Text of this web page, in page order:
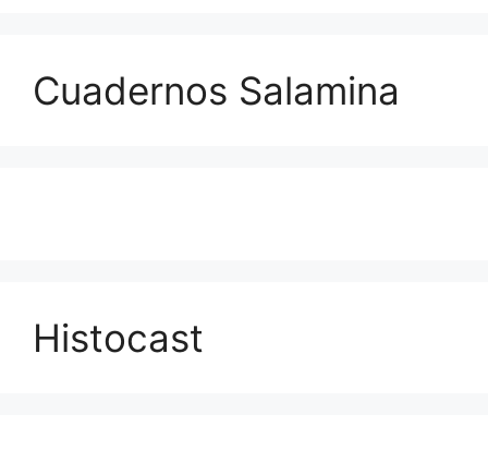
Cuadernos Salamina
Histocast